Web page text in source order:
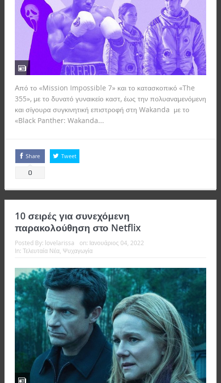
Από το «Mission Impossible 7» και το κατασκοπικό «The
355», με το δυνατό γυναικείο καστ, έως την πολυαναμενόμενη
και σίγουρα συγκινητική επιστροφή στη Wakanda με το
«Black Panther: Wakanda...
Share
0
Tweet
10 σειρές για συνεχόμενη
παρακολούθηση στο Netflix
Posted By: lovelarissa on: Ιανουάριος 04, 2022
In: Τελευταία Νέα Ψυχαγωγία